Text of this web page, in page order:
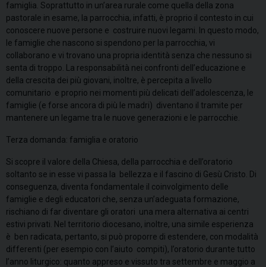
famiglia. Soprattutto in un’area rurale come quella della zona
pastorale in esame, la parrocchia, infatti, è proprio il contesto in cui
conoscere nuove persone e costruire nuovi legami. In questo modo,
le famiglie che nascono si spendono per la parrocchia, vi
collaborano e vi trovano una propria identità senza che nessuno si
senta di troppo. La responsabilità nei confronti dell’educazione e
della crescita dei più giovani, inoltre, è percepita a livello
comunitario e proprio nei momenti più delicati dell’adolescenza, le
famiglie (e forse ancora di più le madri) diventano il tramite per
mantenere un legame tra le nuove generazioni e le parrocchie.
Terza domanda: famiglia e oratorio
Si scopre il valore della Chiesa, della parrocchia e dell’oratorio
soltanto se in esse vi passa la bellezza e il fascino di Gesù Cristo. Di
conseguenza, diventa fondamentale il coinvolgimento delle
famiglie e degli educatori che, senza un’adeguata formazione,
rischiano di far diventare gli oratori una mera alternativa ai centri
estivi privati. Nel territorio diocesano, inoltre, una simile esperienza
è ben radicata, pertanto, si può proporre di estendere, con modalità
differenti (per esempio con l’aiuto compiti), l’oratorio durante tutto
l’anno liturgico: quanto appreso e vissuto tra settembre e maggio a